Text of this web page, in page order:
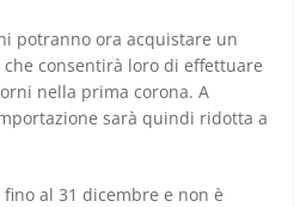
potranno ora acquistare un
consentirà loro di effettuare
nella prima corona.A
sarà quindi ridotta a
al 31 dicembre e non è